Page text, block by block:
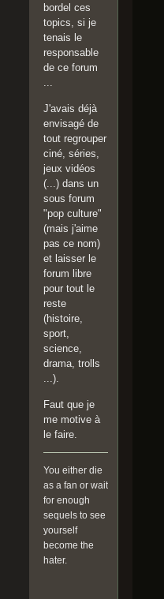
bordel ces
topics, si je
tenais le
responsable
de ce forum
J'avais déjà
envisagé de
tout regrouper
ciné, séries,
jeux vidéos
(...) dans un
sous forum
"pop culture"
(mais j'aime
pas ce nom)
et laisser le
forum libre
pour tout le
reste
(histoire,
sport,
science,
drama, trolls
...).
Faut que je
me motive à
le faire.
You either die
as a fan or wait
for enough
sequels to see
yourself
become the
hater.